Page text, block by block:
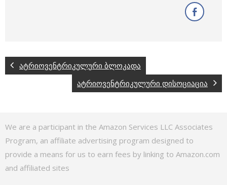
ატრიოვენტრიკულური ბლოკადა
ატრიოვენტრიკულური დისოციაცია
We are a participant in the Amazon Services LLC Associates
Program, an affiliate advertising program designed to
provide a means for us to earn fees by linking to Amazon.com
and affiliated sites